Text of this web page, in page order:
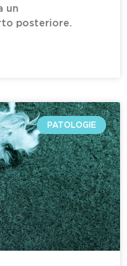
un
posteriore.
PATOLOGIE